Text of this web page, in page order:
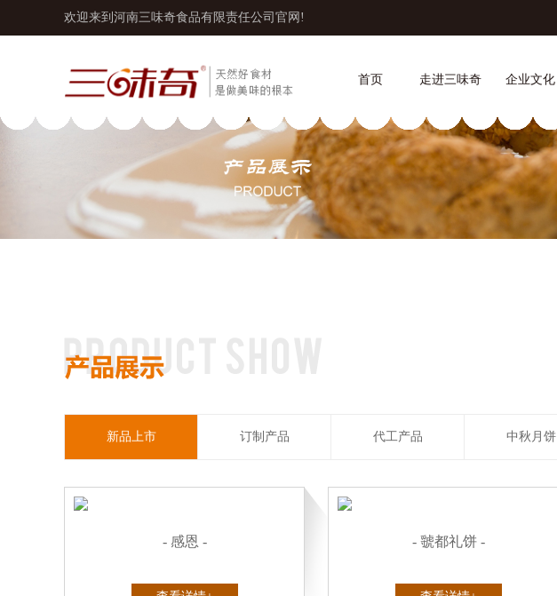
欢迎来到河南三味奇食品有限责任公司官网!
首页 走进三味奇 企业文化
新品上市 订制产品 代工产品 中秋月饼
- 感恩 - - 虢都礼饼 -